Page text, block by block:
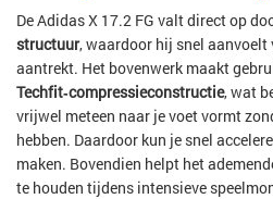
De Adidas X 17.2 FG valt direct op
structuur, waardoor hij snel
aantrekt. Het bovenwerk maakt
Techfit‑compressieconstructie, wat
vrijwel meteen naar je voet vormt
hebben. Daardoor kun je snel
maken. Bovendien helpt het
te houden tijdens intensieve